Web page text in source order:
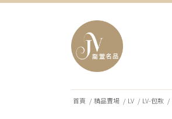
首頁 / 精品賣場 / LV / LV-包款 /